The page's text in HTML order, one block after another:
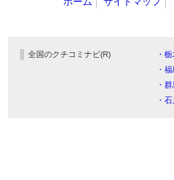
全国のクチコミナビ(R) ・
・
・
・